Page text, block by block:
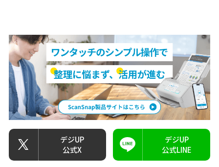
デジUP
公式X
デジUP
公式LINE